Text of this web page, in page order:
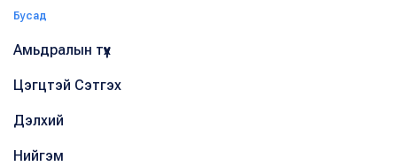
Бусад
Амьдралын түүх
Цэгцтэй Сэтгэх
Дэлхий
Нийгэм